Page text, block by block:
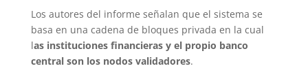
Los autores del informe señalan que el sistema se
basa en una cadena de bloques privada en la cual
las instituciones financieras y el propio banco
central son los nodos validadores.